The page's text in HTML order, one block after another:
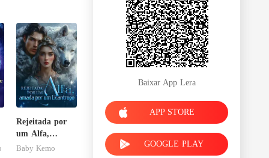
Rejeitada por
um Alfa,
amada por um
Baby Kemo
Baixar App Lera
APP STORE
GOOGLE PLAY